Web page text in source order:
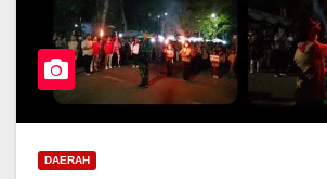
DAERAH